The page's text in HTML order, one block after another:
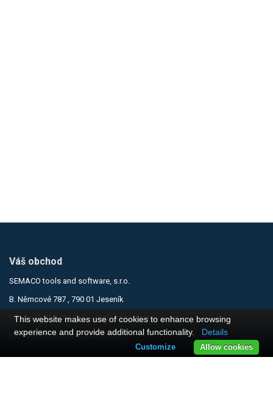
Váš obchod
SEMACO tools and software, s.r.o.
B. Němcové 787 , 790 01 Jeseník
Tel.:+420 737 283 750, e-mail:info@semaco.cz
IČO: 64619338, DIČ: CZ64619338
This website makes use of cookies to enhance browsing
experience and provide additional functionality.
Details
Allow cookies
Customize